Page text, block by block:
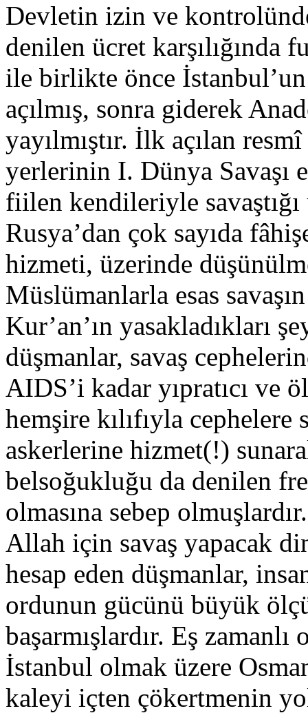
Devletin izin ve
denilen ücret karşılığında
ile birlikte önce
açılmış, sonra giderek
yayılmıştır. İlk açılan
yerlerinin I. Dünya Savaşı
fiilen kendileriyle
Rusya’dan çok sayıda
hizmeti, üzerinde
Müslümanlarla esas
Kur’an’ın yasakladıkları
düşmanlar, savaş
AIDS’i kadar yıpratıcı ve
hemşire kılıfıyla
askerlerine hizmet(!)
belsoğukluğu da denilen
olmasına sebep
Allah için savaş yapacak
hesap eden düşmanlar,
ordunun gücünü büyük
başarmışlardır. Eş
İstanbul olmak üzere
kaleyi içten çökertmenin